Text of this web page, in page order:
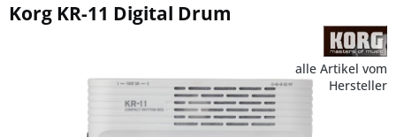
Korg KR-11 Digital Drum
alle Artikel vom
Hersteller